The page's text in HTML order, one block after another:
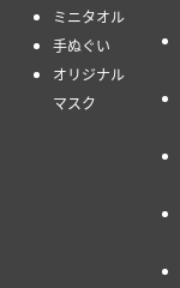
ミニタオル
手ぬぐい
オリジナル
マスク